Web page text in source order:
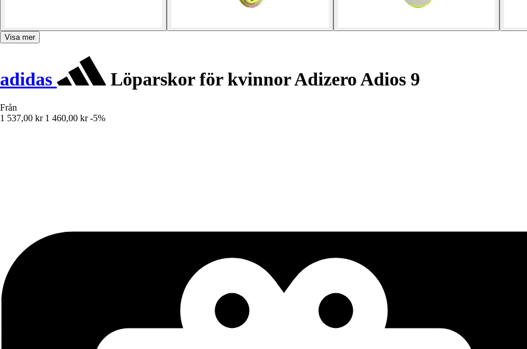
Visa mer
adidas Löparskor för kvinnor Adizero Adios 9
Från
1 537,00 kr 1 460,00 kr -5%